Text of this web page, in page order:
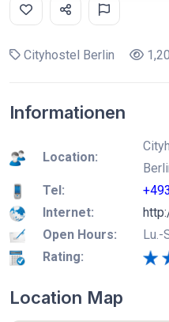
Cityhostel Berlin
Informationen
Location:
Tel:
Internet:
Open Hours:
Lu.-
Rating:
Location Map